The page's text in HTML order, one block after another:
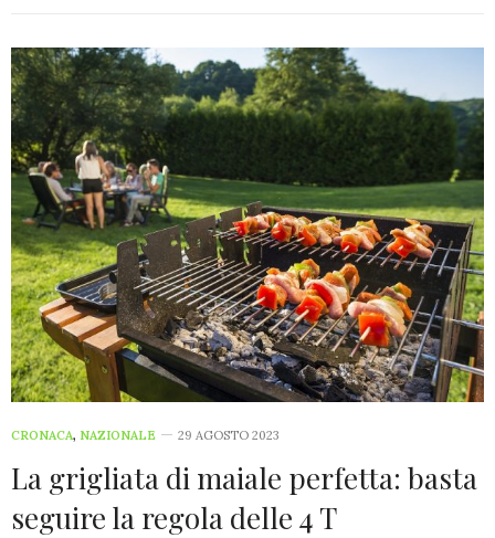
CRONACA, NAZIONALE 29 AGOSTO 2023
La grigliata di maiale perfetta: basta
seguire la regola delle 4 T